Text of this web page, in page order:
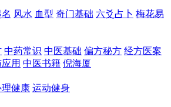
风水 血型 奇门基础 六爻占卜 梅花易
中药常识 中医基础 偏方秘方 经方医案
用 中医书籍 倪海厦
理健康 运动健身